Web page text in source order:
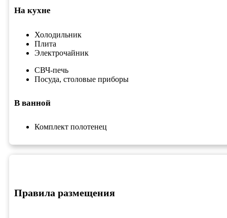
На кухне
Холодильник
Плита
Электрочайник
СВЧ-печь
Посуда, столовые приборы
В ванной
Комплект полотенец
Правила размещения